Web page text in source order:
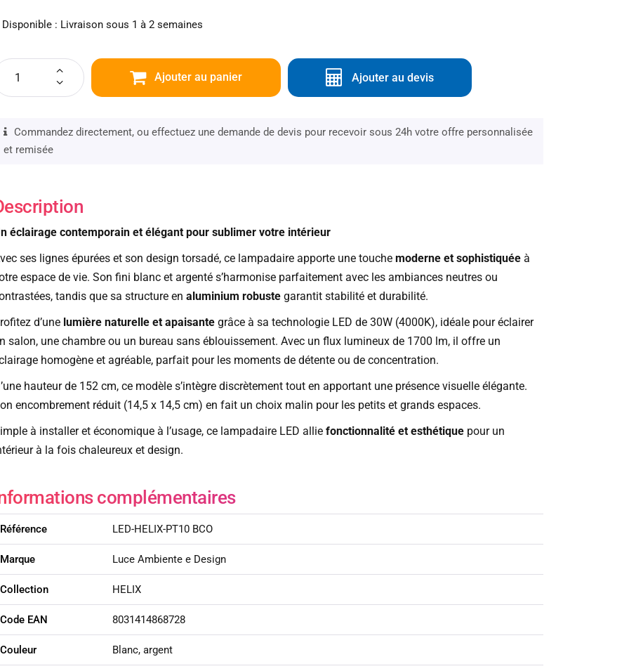
Disponible : Livraison sous 1 à 2 semaines
Ajouter au panier Ajouter au devis
Commandez directement, ou effectuez une demande de devis pour recevoir sous 24h votre offre personnalisée
et remisée
éclairage contemporain et élégant pour sublimer votre intérieur
ses lignes épurées et son design torsadé, ce lampadaire apporte une touche moderne et sophistiquéeà
espace de vie. Son fini blanc et argenté s’harmonise parfaitement avec les ambiances neutres ou
tandis que sa structure en aluminium robustegarantit stabilité et durabilité.
d’une lumière naturelle et apaisantegrâce à sa technologie LED de 30W (4000K), idéale pour éclairer
salon, une chambre ou un bureau sans éblouissement. Avec un flux lumineux de 1700 lm, il offre un
homogène et agréable, parfait pour les moments de détente ou de concentration.
hauteur de 152 cm, ce modèle s’intègre discrètement tout en apportant une présence visuelle élégante.
encombrement réduit (14,5 x 14,5 cm) en fait un choix malin pour les petits et grands espaces.
à installer et économique à l’usage, ce lampadaire LED allie fonctionnalité et esthétiquepour un
à la fois chaleureux et design.
complémentaires
Référence LED-HELIX-PT10 BCO
Marque Luce Ambiente e Design
Collection HELIX
Code EAN 8031414868728
Couleur Blanc, argent